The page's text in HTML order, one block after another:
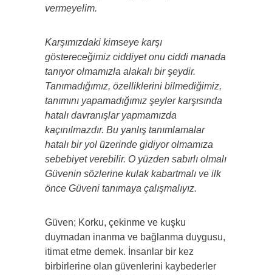
vermeyelim.
Karşımızdaki kimseye karşı
göstereceğimiz ciddiyet onu ciddi manada
tanıyor olmamızla alakalı bir şeydir.
Tanımadığımız, özelliklerini bilmediğimiz,
tanımını yapamadığımız şeyler karşısında
hatalı davranışlar yapmamızda
kaçınılmazdır. Bu yanlış tanımlamalar
hatalı bir yol üzerinde gidiyor olmamıza
sebebiyet verebilir. O yüzden sabırlı olmalı
Güvenin sözlerine kulak kabartmalı ve ilk
önce Güveni tanımaya çalışmalıyız.
Güven; Korku, çekinme ve kuşku
duymadan inanma ve bağlanma duygusu,
itimat etme demek. İnsanlar bir kez
birbirlerine olan güvenlerini kaybederler